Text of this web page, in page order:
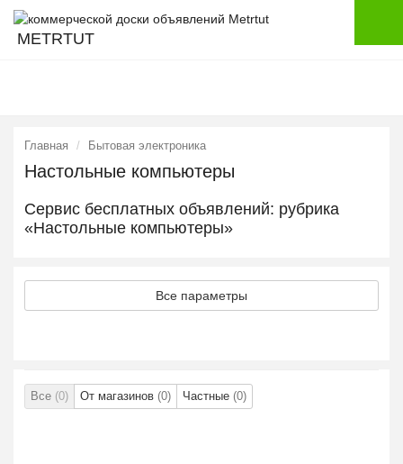
METRTUT
Главная Бытовая электроника
Настольные компьютеры
Сервис бесплатных объявлений: рубрика
«Настольные компьютеры»
Все параметры
Все (0) От магазинов (0) Частные (0)